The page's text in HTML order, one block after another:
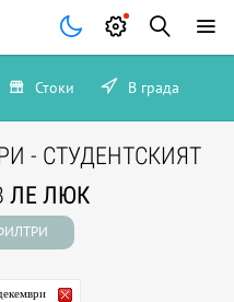
Стоки В града
- СТУДЕНТСКИЯТ
ЛЕ ЛЮК